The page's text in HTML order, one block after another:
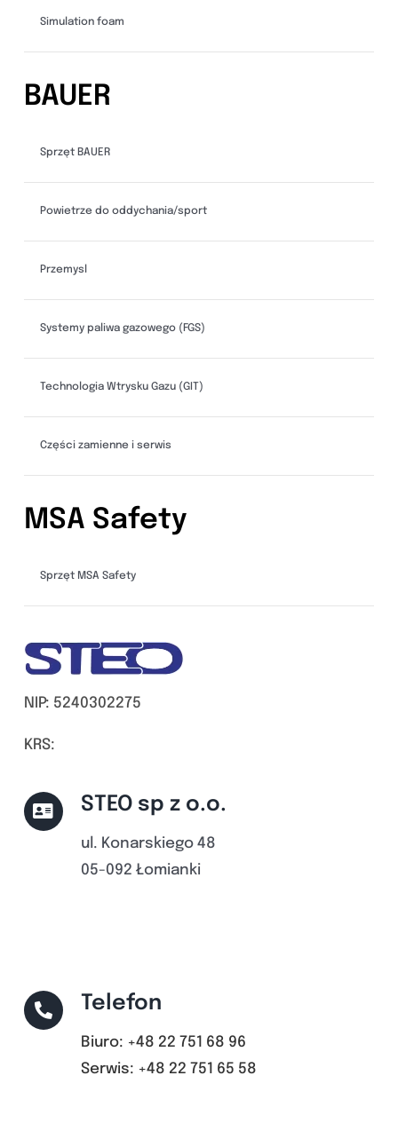
Simulation foam
BAUER
Sprzęt BAUER
Powietrze do oddychania/sport
Przemysl
Systemy paliwa gazowego (FGS)
Technologia Wtrysku Gazu (GIT)
Części zamienne i serwis
MSA Safety
Sprzęt MSA Safety
NIP: 5240302275
KRS:
STEO sp z o.o.
ul. Konarskiego 48
05-092 Łomianki
Telefon
Biuro: +48 22 751 68 96
Serwis: +48 22 751 65 58